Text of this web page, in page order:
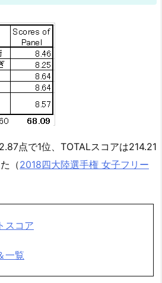
点で1位、TOTALスコアは214.21
（2018四大陸選手権 女子フリー
スコア
一覧